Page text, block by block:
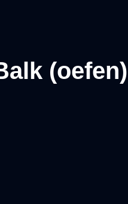
(oefen)